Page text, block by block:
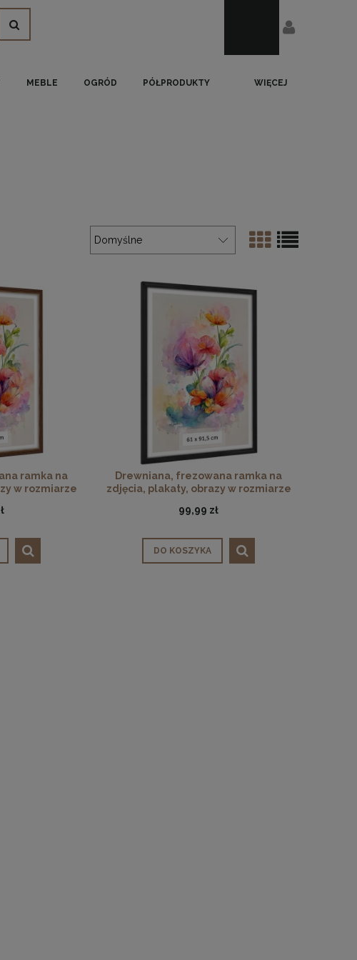
MEBLE OGRÓD PÓŁPRODUKTY WIĘCEJ
ramka na
w rozmiarze
Drewniana, frezowana ramka na
zdjęcia, plakaty, obrazy w rozmiarze
99,99 zł
DO KOSZYKA